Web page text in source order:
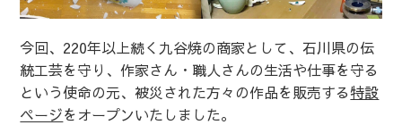
今回、220年以上続く九谷焼の商家として、石川県の伝
統工芸を守り、作家さん・職人さんの生活や仕事を守る
という使命の元、被災された方々の作品を販売する特設
ページをオープンいたしました。